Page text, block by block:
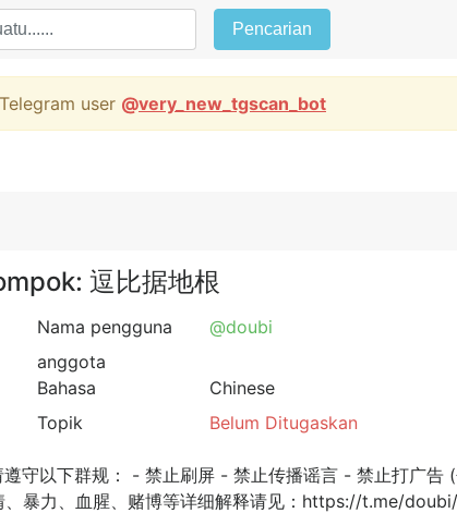
Pencarian
user @very_new_tgscan_bot
逗比据地根
Nama pengguna
@doubi
anggota
Bahasa
Chinese
Topik
Belum Ditugaskan
遵守以下群规： - 禁止刷屏 - 禁止传播谣言 - 禁止打广
暴力、血腥、赌博等详细解释请见：https://t.me/